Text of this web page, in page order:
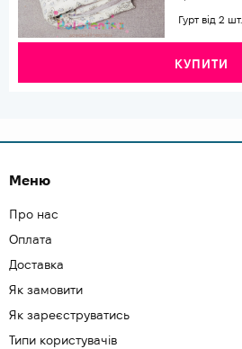
Гурт від 2 шт.
КУПИТИ
Меню
Про нас
Оплата
Доставка
Як замовити
Як зареєструватись
Типи користувачів